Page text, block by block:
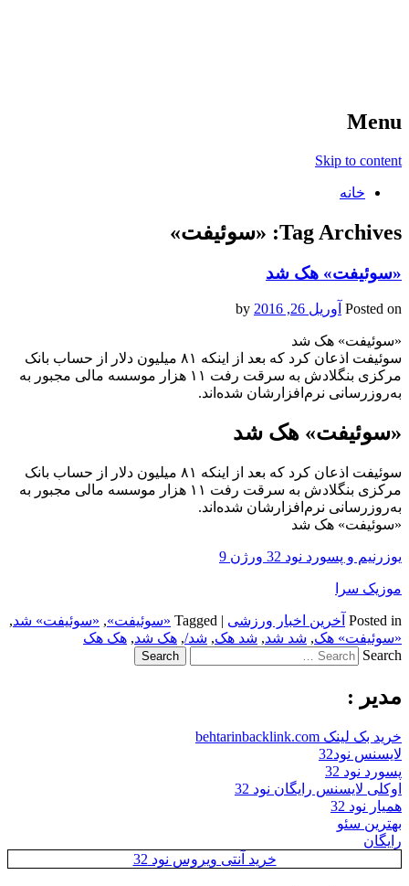
Menu
Skip to content
خانه
Tag Archives: «سوئیفت»
«سوئیفت» هک شد
Posted on آوریل 26, 2016
«سوئیفت» هک شد
سوئیفت اذعان کرد که بعد از اینکه ۸۱ میلیون دلار از حساب بانک
مرکزی بنگلادش به سرقت رفت ۱۱ هزار موسسه مالی مجبور به
به‌روزرسانی نرم‌افزارشان شده‌اند.
«سوئیفت» هک شد
سوئیفت اذعان کرد که بعد از اینکه ۸۱ میلیون دلار از حساب بانک
مرکزی بنگلادش به سرقت رفت ۱۱ هزار موسسه مالی مجبور به
به‌روزرسانی نرم‌افزارشان شده‌اند.
«سوئیفت» هک شد
یوزرنیم و پسورد نود 32 ورژن 9
موزیک سرا
Posted in آخرین اخبار ورزشی |
Tagged «سوئیفت», «سوئیفت» شد,
«سوئیفت» هک, شد شد, شد هک, شد/, هک شد, هک هک
Search
مدیر :
خرید بک لینک behtarinbacklink.com
لایسنس نود32
پسورد نود 32
اوکلی لایسنس رایگان نود 32
همیار نود 32
بهترین سئو
رایگان
خرید آنتی ویروس نود 32